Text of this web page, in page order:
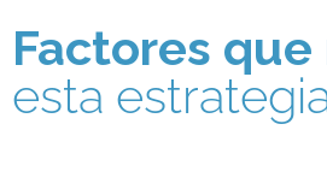
Factores
esta